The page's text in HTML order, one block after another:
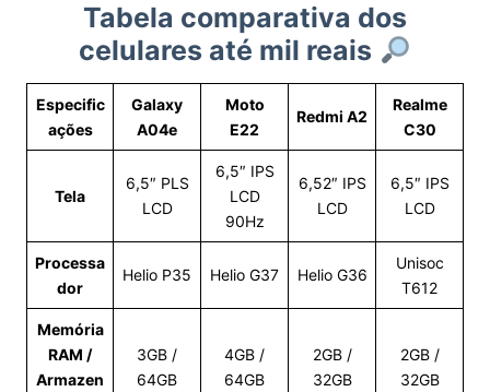
Tabela comparativa dos
celulares até mil reais
Especific
ações
Galaxy
A04e
Moto
E22
Redmi A2
Realme
C30
Tela
6,5″ PLS
LCD
6,5″ IPS
LCD
90Hz
6,52″ IPS
LCD
6,5″ IPS
LCD
Processa
dor
Helio P35 Helio G37 Helio G36
Unisoc
T612
Memória
RAM /
Armazen
3GB /
64GB
4GB /
64GB
2GB /
32GB
2GB /
32GB